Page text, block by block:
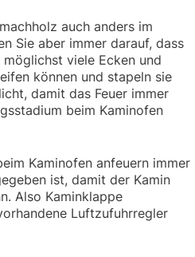
auch anders im
Sie aber immer darauf, dass
viele Ecken und
können und stapeln sie
damit das Feuer immer
beim Kaminofen
Kaminofen anfeuern immer
ist, damit der Kamin
Also Kaminklappe
Luftzufuhrregler